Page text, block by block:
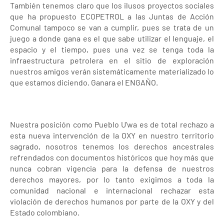
También tenemos claro que los ilusos proyectos sociales
que ha propuesto ECOPETROL a las Juntas de Acción
Comunal tampoco se van a cumplir, pues se trata de un
juego a donde gana es el que sabe utilizar el lenguaje, el
espacio y el tiempo, pues una vez se tenga toda la
infraestructura petrolera en el sitio de exploración
nuestros amigos verán sistemáticamente materializado lo
que estamos diciendo. Ganara el ENGAÑO.
Nuestra posición como Pueblo U’wa es de total rechazo a
esta nueva intervención de la OXY en nuestro territorio
sagrado, nosotros tenemos los derechos ancestrales
refrendados con documentos históricos que hoy más que
nunca cobran vigencia para la defensa de nuestros
derechos mayores, por lo tanto exigimos a toda la
comunidad nacional e internacional rechazar esta
violación de derechos humanos por parte de la OXY y del
Estado colombiano.